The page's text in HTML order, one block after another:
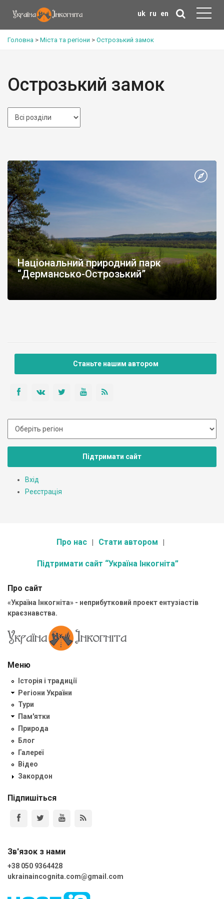
uk ru en
Головна > Міста та регіони > Острозький замок
Острозький замок
Національний природний парк
“Дермансько-Острозький”
Станьте нашим автором
Підтримати сайт
Вхід
Реєстрація
Про нас Стати автором
Підтримати сайт “Україна Інкогніта”
Про сайт
«Україна Інкогніта» - неприбутковий проект ентузіастів
краєзнавства.
Меню
Історія і традиції
Регіони України
Тури
Пам'ятки
Природа
Блог
Галереї
Відео
Закордон
Підпишіться
Зв'язок з нами
+38 050 9364428
ukrainaincognita.com@gmail.com